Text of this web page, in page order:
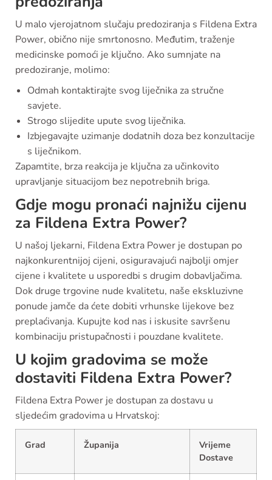
U malo vjerojatnom slučaju predoziranja s Fildena Extra
Power, obično nije smrtonosno. Međutim, traženje
medicinske pomoći je ključno. Ako sumnjate na
predoziranje, molimo:
Odmah kontaktirajte svog liječnika za stručne
savjete.
Strogo slijedite upute svog liječnika.
Izbjegavajte uzimanje dodatnih doza bez konzultacije
s liječnikom.
Zapamtite, brza reakcija je ključna za učinkovito
upravljanje situacijom bez nepotrebnih briga.
Gdje mogu pronaći najnižu cijenu
za Fildena Extra Power?
U našoj ljekarni, Fildena Extra Power je dostupan po
najkonkurentnijoj cijeni, osiguravajući najbolji omjer
cijene i kvalitete u usporedbi s drugim dobavljačima.
Dok druge trgovine nude kvalitetu, naše ekskluzivne
ponude jamče da ćete dobiti vrhunske lijekove bez
preplaćivanja. Kupujte kod nas i iskusite savršenu
kombinaciju pristupačnosti i pouzdane kvalitete.
U kojim gradovima se može
dostaviti Fildena Extra Power?
Fildena Extra Power je dostupan za dostavu u
sljedećim gradovima u Hrvatskoj:
Grad Županija
Vrijeme
Dostave